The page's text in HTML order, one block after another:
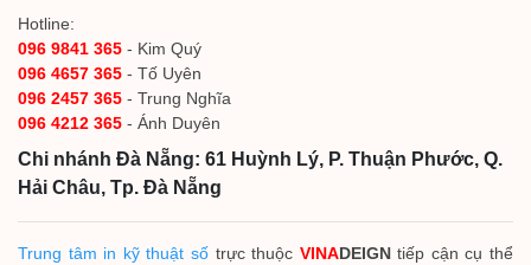
Hotline:
096 9841 365 - Kim Quý
096 4657 365 - Tố Uyên
096 2457 365 - Trung Nghĩa
096 4212 365 - Ánh Duyên
Chi nhánh Đà Nẵng: 61 Huỳnh Lý, P. Thuận Phước, Q.
Hải Châu, Tp. Đà Nẵng
Trung tâm in kỹ thuật sốtrực thuộc VINADEIGNtiếp cận cụ thể